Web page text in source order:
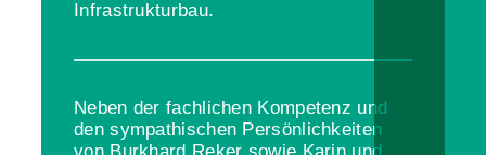
Infrastrukturbau.
Neben der fachlichen Kompetenz und
den sympathischen Persönlichkeiten